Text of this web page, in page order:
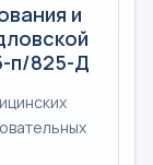
и
п/825-Д